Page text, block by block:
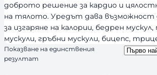
ч
н
о
т
доброто решение за кардио и
на тялото. Уредът дава
за изгаряне на калории, бедрен
мускули, гръбни мускули, бицепс,
Показване на единствения
резултат